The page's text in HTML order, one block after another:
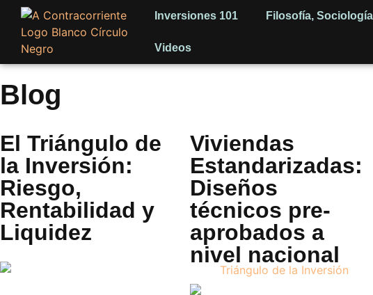
Inversiones 101 Filosofía, Sociología
Videos
Blog
El Triángulo de
la Inversión:
Riesgo,
Rentabilidad y
Liquidez
Viviendas
Estandarizadas:
Diseños
técnicos pre-
aprobados a
nivel nacional